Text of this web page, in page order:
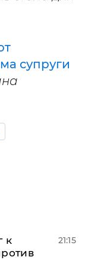
супруги
к
21:15